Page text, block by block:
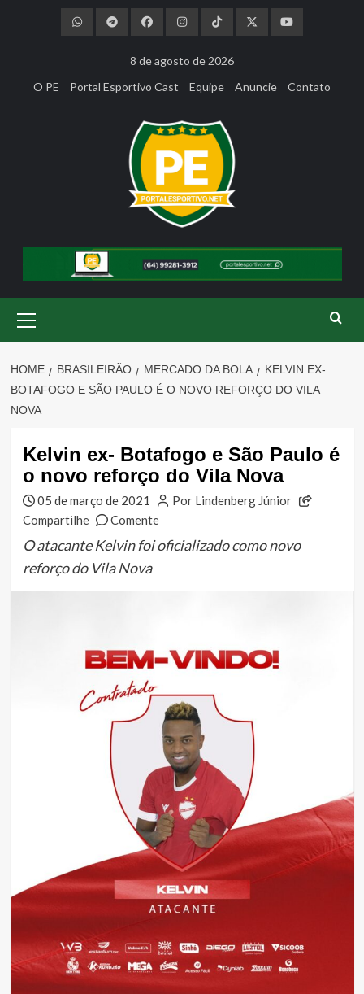
8 de agosto de 2026
O PE
Portal Esportivo Cast Equipe Anuncie Contato
Menu
HOME BRASILEIRÃO MERCADO DA BOLA
KELVIN EX-
BOTAFOGO E SÃO PAULO É O NOVO REFORÇO DO VILA
NOVA
Kelvin ex- Botafogo e São Paulo é
o novo reforço do Vila Nova
05 de março de 2021
Por Lindenberg Júnior
Compartilhe
Comente
O atacante Kelvin foi oficializado como novo
reforço do Vila Nova